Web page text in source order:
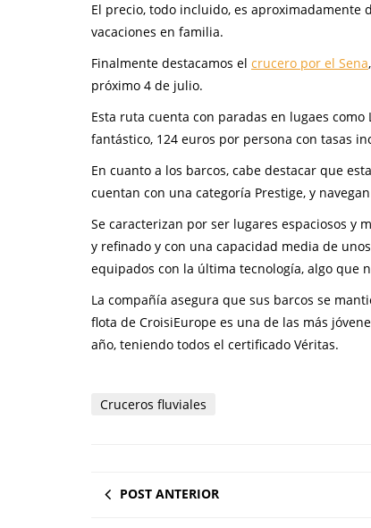
El precio, todo incluido, es
vacaciones en familia.
Finalmente destacamos el crucero por el Sena
próximo 4 de julio.
Esta ruta cuenta con paradas en lugaes
fantástico, 124 euros por persona con tasas
En cuanto a los barcos, cabe destacar que
cuentan con una categoría Prestige, y
Se caracterizan por ser lugares espaciosos y
y refinado y con una capacidad media de
equipados con la última tecnología, algo que
La compañía asegura que sus barcos se
flota de CroisiEurope es una de las más
año, teniendo todos el certificado Véritas.
Cruceros fluviales
POST ANTERIOR